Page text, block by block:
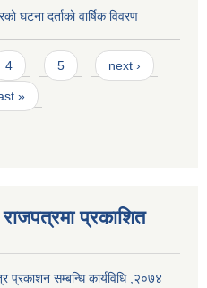
घटना दर्ताको वार्षिक विवरण
4 5 next ›
»
राजपत्रमा प्रकाशित
प्रकाशन सम्बन्धि कार्यविधि ,२०७४